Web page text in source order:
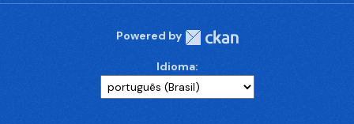
Powered by
Idioma